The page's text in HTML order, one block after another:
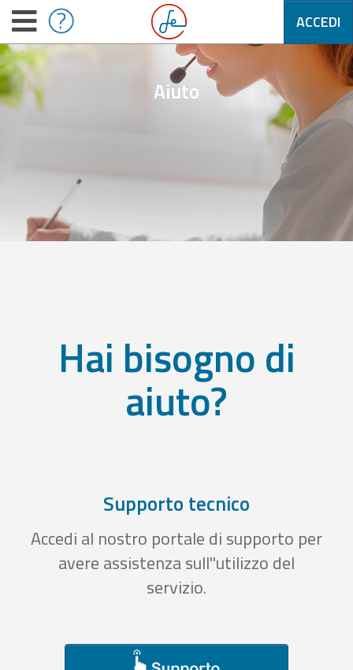
ACCEDI
Aiuto
Hai bisogno di
aiuto?
Supporto tecnico
Accedi al nostro portale di supporto per
avere assistenza sull''utilizzo del
servizio.